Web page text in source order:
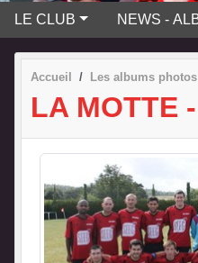
LE CLUB NEWS -
Accueil Les albums photos
LA MOTTE